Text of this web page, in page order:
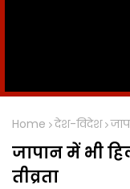
Home देश-विदेश
जापान में भी
तीव्रता